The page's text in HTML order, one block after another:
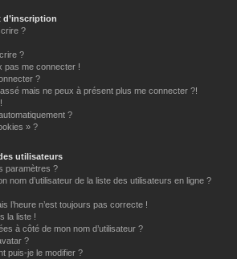
d’inscription
?
?
pas me connecter !
?
mais ne peux à présent plus me connecter ?!
?
» ?
utilisateurs
paramètres ?
nom d’utilisateur de la liste des utilisateurs en ligne ?
l’heure n’est toujours pas correcte !
la liste !
à côté de mon nom d’utilisateur ?
?
puis-je le modifier ?